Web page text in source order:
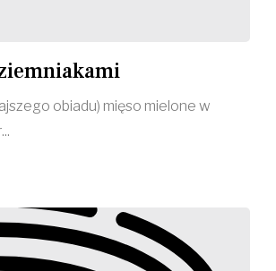
obiadu) mięso mielone w